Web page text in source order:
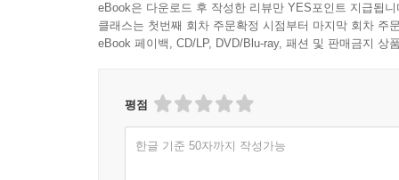
eBook은 다운로드 후 작성한 리뷰만 YES포인트 지급됩니
클래스는 첫번째 회차 주문확정 시점부터 마지막 회차 주
eBook 페이백, CD/LP, DVD/Blu-ray, 패션 및 판매금지 상
평점
한글 기준 50자까지 작성가능